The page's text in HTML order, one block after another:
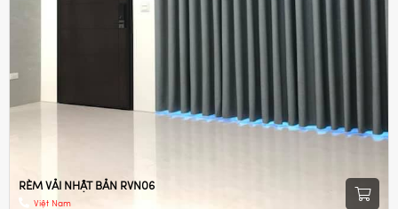
RÈM VẢI NHẬT BẢN RVN06
Việt Nam